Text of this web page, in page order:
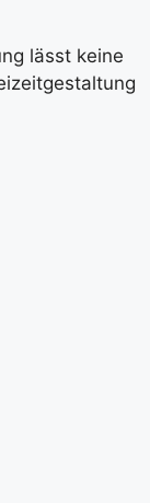
lässt keine